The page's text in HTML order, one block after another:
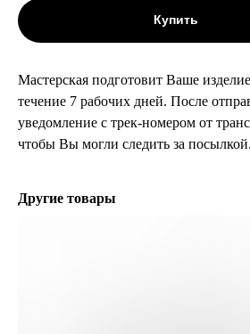
Купить
Мастерская подготовит Ваше
течение 7 рабочих дней. После
уведомление с трек-номером от
чтобы Вы могли следить за посылкой.
Другие товары